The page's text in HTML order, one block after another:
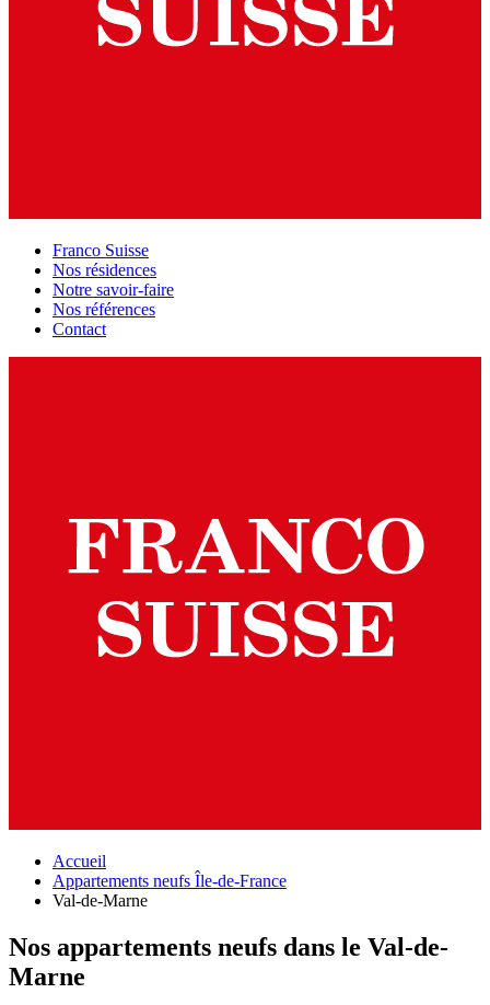
Franco Suisse
Nos résidences
Notre savoir-faire
Nos références
Contact
Accueil
Appartements neufs Île-de-France
Val-de-Marne
Nos appartements neufs dans le Val-de-
Marne